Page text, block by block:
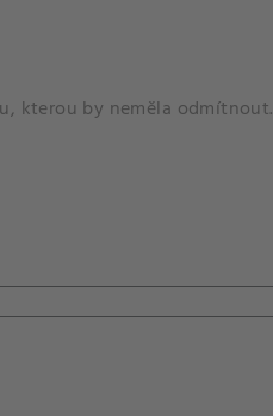
kterou by neměla odmítnout.